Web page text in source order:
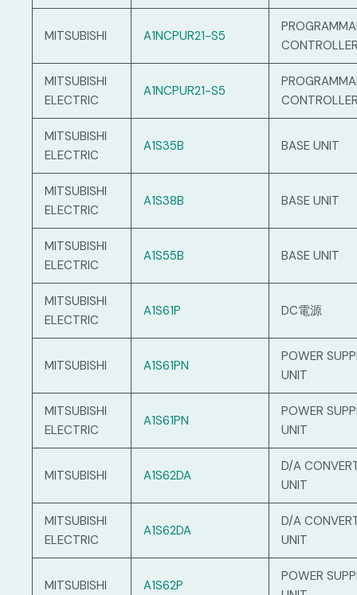
MITSUBISHI A1NCPUR21-S5
MITSUBISHI
ELECTRIC
A1NCPUR21-S5
MITSUBISHI
ELECTRIC
A1S35B BASE UNIT
MITSUBISHI
ELECTRIC
A1S38B BASE UNIT
MITSUBISHI
ELECTRIC
A1S55B BASE UNIT
MITSUBISHI
ELECTRIC
A1S61P DC電源
MITSUBISHI A1S61PN
POWER
UNIT
MITSUBISHI
ELECTRIC
A1S61PN
POWER
UNIT
MITSUBISHI A1S62DA
D/A
UNIT
MITSUBISHI
ELECTRIC
A1S62DA
D/A
UNIT
MITSUBISHI A1S62P
POWER